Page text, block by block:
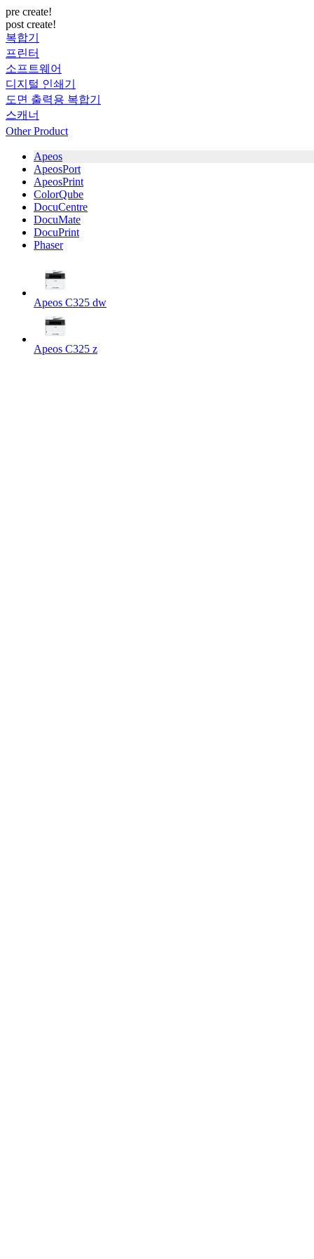
pre create!
post create!
복합기
프린터
소프트웨어
디지털 인쇄기
도면 출력용 복합기
스캐너
Other Product
Apeos
ApeosPort
ApeosPrint
ColorQube
DocuCentre
DocuMate
DocuPrint
Phaser
Apeos C325 dw
Apeos C325 z